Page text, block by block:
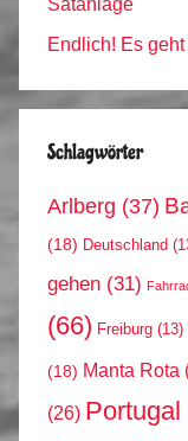
Endlich! Es
Schlagwörter
Arlberg (37)
(18) Deutschland
gehen (31)
(66) Freiburg (13)
(18) Manta Rota
(26) Portugal